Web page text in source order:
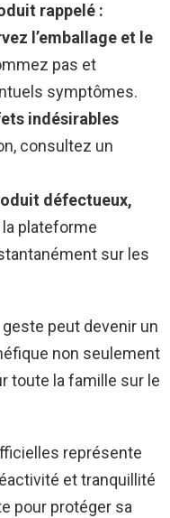
rappelé :
l’emballage et le
pas et
symptômes.
indésirables
consultez un
défectueux,
la plateforme
sur les
peut devenir un
non seulement
toute la famille sur le
représente
et tranquillité
pour protéger sa